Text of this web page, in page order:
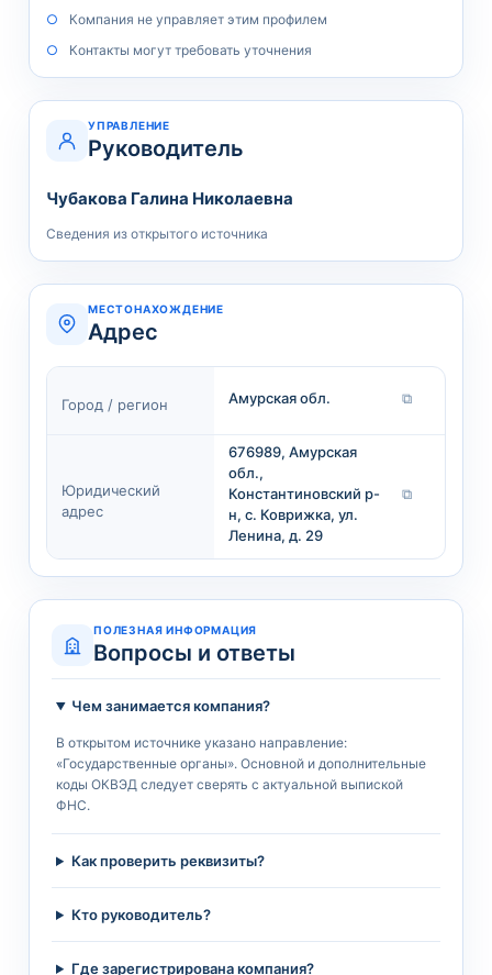
Компания не управляет этим профилем
Контакты могут требовать уточнения
УПРАВЛЕНИЕ
Руководитель
Чубакова Галина Николаевна
Сведения из открытого источника
МЕСТОНАХОЖДЕНИЕ
Адрес
Город / регион Амурская обл. ⧉
Юридический
адрес
676989, Амурская
обл.,
Константиновский р-
н, с. Коврижка, ул.
Ленина, д. 29
⧉
ПОЛЕЗНАЯ ИНФОРМАЦИЯ
Вопросы и ответы
Чем занимается компания?
В открытом источнике указано направление:
«Государственные органы». Основной и дополнительные
коды ОКВЭД следует сверять с актуальной выпиской
ФНС.
Как проверить реквизиты?
Кто руководитель?
Где зарегистрирована компания?